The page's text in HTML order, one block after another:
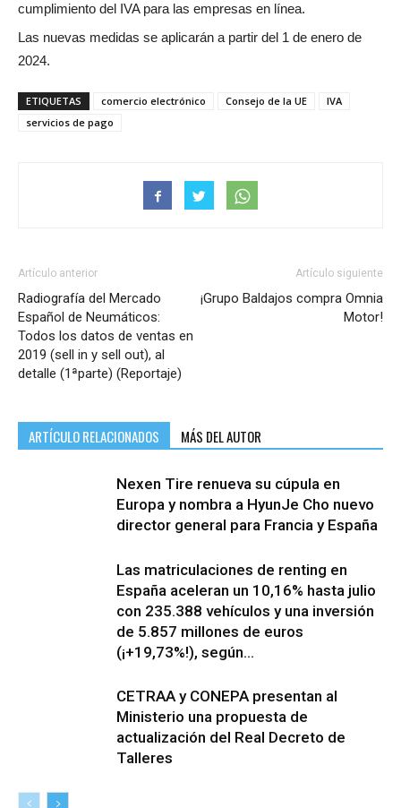
cumplimiento del IVA para las empresas en línea.
Las nuevas medidas se aplicarán a partir del 1 de enero de
2024.
ETIQUETAS comercio electrónico Consejo de la UE
IVA
servicios de pago
Artículo anterior
Radiografía del Mercado
Español de Neumáticos:
Todos los datos de ventas en
2019 (sell in y sell out), al
detalle (1ªparte) (Reportaje)
Artículo siguiente
¡Grupo Baldajos compra Omnia
Motor!
ARTÍCULO RELACIONADOS MÁS DEL AUTOR
Nexen Tire renueva su cúpula en
Europa y nombra a HyunJe Cho nuevo
director general para Francia y España
Las matriculaciones de renting en
España aceleran un 10,16% hasta julio
con 235.388 vehículos y una inversión
de 5.857 millones de euros
(¡+19,73%!), según...
CETRAA y CONEPA presentan al
Ministerio una propuesta de
actualización del Real Decreto de
Talleres